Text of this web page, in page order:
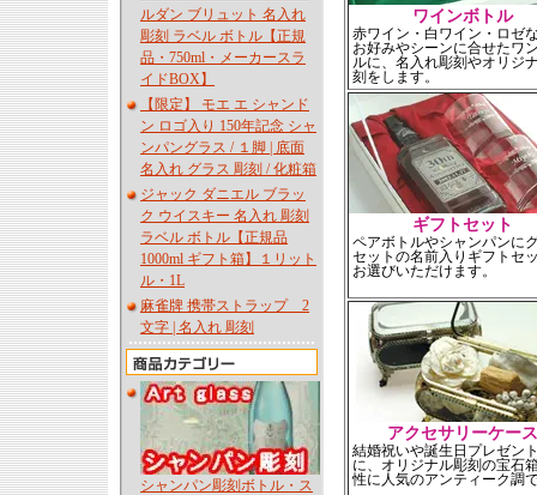
ルダン ブリュット 名入れ
彫刻 ラベル ボトル【正規
品・750ml・メーカースラ
イドBOX】
【限定】 モエ エ シャンド
ン ロゴ入り 150年記念 シャ
ンパングラス / １脚 | 底面
名入れ グラス 彫刻 / 化粧箱
ジャック ダニエル ブラッ
ク ウイスキー 名入れ 彫刻
ラベル ボトル【正規品
1000ml ギフト箱】１リット
ル・1L
麻雀牌 携帯ストラップ 2
文字 | 名入れ 彫刻
シャンパン彫刻ボトル・ス
ワインボトル
赤ワイン・白ワイン・ロゼ
お好みやシーンに合せたワ
ルに、名入れ彫刻やオリジ
刻をします。
ギフトセット
ペアボトルやシャンパンに
セットの名前入りギフトセ
お選びいただけます。
アクセサリーケース
結婚祝いや誕生日プレゼン
に、オリジナル彫刻の宝石
性に人気のアンティーク調